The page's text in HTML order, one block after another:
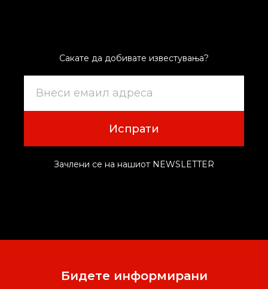
Сакате да добивате известувања?
Испрати
Зачлени се на нашиот NEWSLETTER
Бидете информирани